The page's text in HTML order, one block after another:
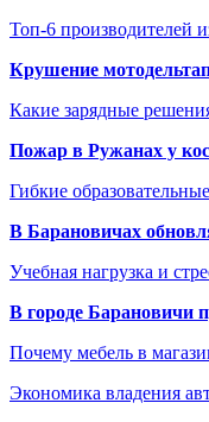
Топ-6 производителей
Крушение
Какие зарядные
Пожар в Ружанах у
Гибкие
В Барановичах
Учебная нагрузка и
В городе Барановичи
Почему мебель в
Экономика владения